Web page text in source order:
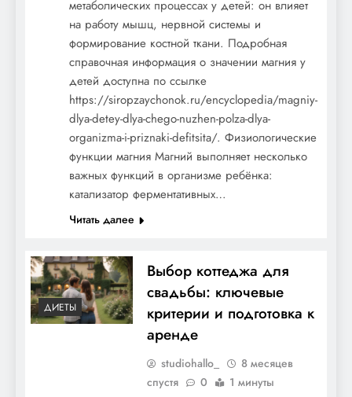
метаболических процессах у детей: он влияет
на работу мышц, нервной системы и
формирование костной ткани. Подробная
справочная информация о значении магния у
детей доступна по ссылке
https://siropzaychonok.ru/encyclopedia/magniy-
dlya-detey-dlya-chego-nuzhen-polza-dlya-
organizma-i-priznaki-defitsita/. Физиологические
функции магния Магний выполняет несколько
важных функций в организме ребёнка:
катализатор ферментативных…
Читать далее
ДИЕТЫ
Выбор коттеджа для
свадьбы: ключевые
критерии и подготовка к
аренде
studiohallo_
8 месяцев
спустя
0 1 минуты